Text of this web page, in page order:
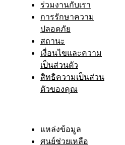
ร่วมงานกับเรา
การรักษาความ
ปลอดภัย
สถานะ
เงื่อนไขและความ
เป็นส่วนตัว
สิทธิความเป็นส่วน
ตัวของคุณ
แหล่งข้อมูล
ศูนย์ช่วยเหลือ